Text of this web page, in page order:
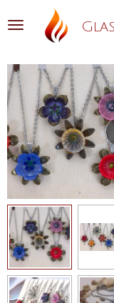
direct
hoofdinhoud